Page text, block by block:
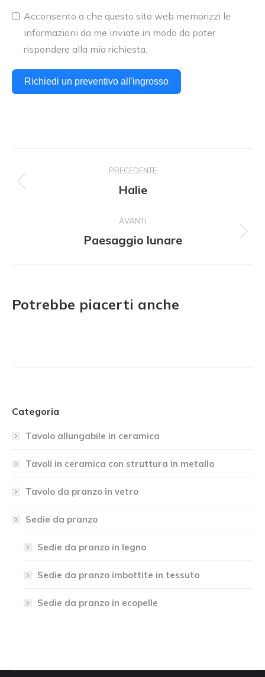
Acconsento a che questo sito web memorizzi le
informazioni da me inviate in modo da poter
rispondere alla mia richiesta.
Richiedi un preventivo all'ingrosso
del
PRECEDENTE
Progetto
Halie
AVANTI
Il
Paesaggio lunare
Potrebbe piacerti anche
Categoria
Tavolo allungabile in ceramica
Tavoli in ceramica con struttura in metallo
Tavolo da pranzo in vetro
Sedie da pranzo
Sedie da pranzo in legno
Sedie da pranzo imbottite in tessuto
Sedie da pranzo in ecopelle